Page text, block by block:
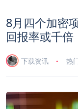
8月四个加密
回报率或千倍
下载资讯 热